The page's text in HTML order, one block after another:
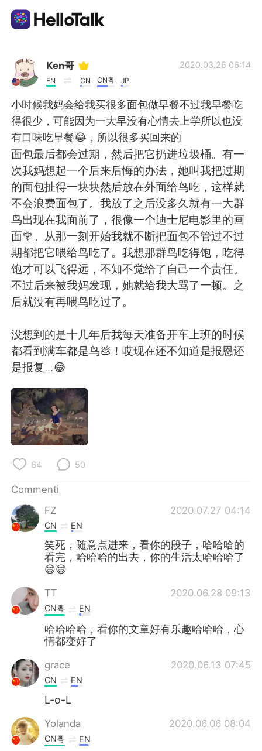
App di scambio linguistico
AI Grammar Checker
Italiano
English 简体中文
繁體中文 Español
العربية Français
Deutsch 日本語
한국어 Русский
Türkçe Tiếng Việt
Ken哥
EN CN CN粤 JP
2020.03.26 06:14
小时候我妈会给我买很多面包做早餐不过我早餐吃
得很少，可能因为一大早没有心情去上学所以也没
有口味吃早餐😂，所以很多买回来的
面包最后都会过期，然后把它扔进垃圾桶。有一
次我妈想起一个后来后悔的办法，她叫我把过期
的面包扯得一块块然后放在外面给鸟吃，这样就
不会浪费面包了。我放了之后没多久就有一大群
鸟出现在我面前了，很像一个迪士尼电影里的画
面🌹。从那一刻开始我就不断把面包不管过不过
期都把它喂给鸟吃了。我想那群鸟吃得饱，吃得
饱才可以飞得远，不知不觉给了自己一个责任。
不过后来被我妈发现，她就给我大骂了一顿。之
后就没有再喂鸟吃过了。
没想到的是十几年后我每天准备开车上班的时候
都看到满车都是鸟💩！哎现在还不知道是报恩还
是报复...😂
64 50
Commenti
FZ
2020.07.27 04:14
CN EN
笑死，随意点进来，看你的段子，哈哈哈的
看完，哈哈哈的出去，你的生活太哈哈哈了
😄😄
TT 2020.06.28 09:13
CN粤 EN
哈哈哈哈，看你的文章好有乐趣哈哈哈，心
情都变好了
grace 2020.06.13 07:45
CN EN
L-o-L
Yolanda 2020.06.06 08:04
CN粤 EN